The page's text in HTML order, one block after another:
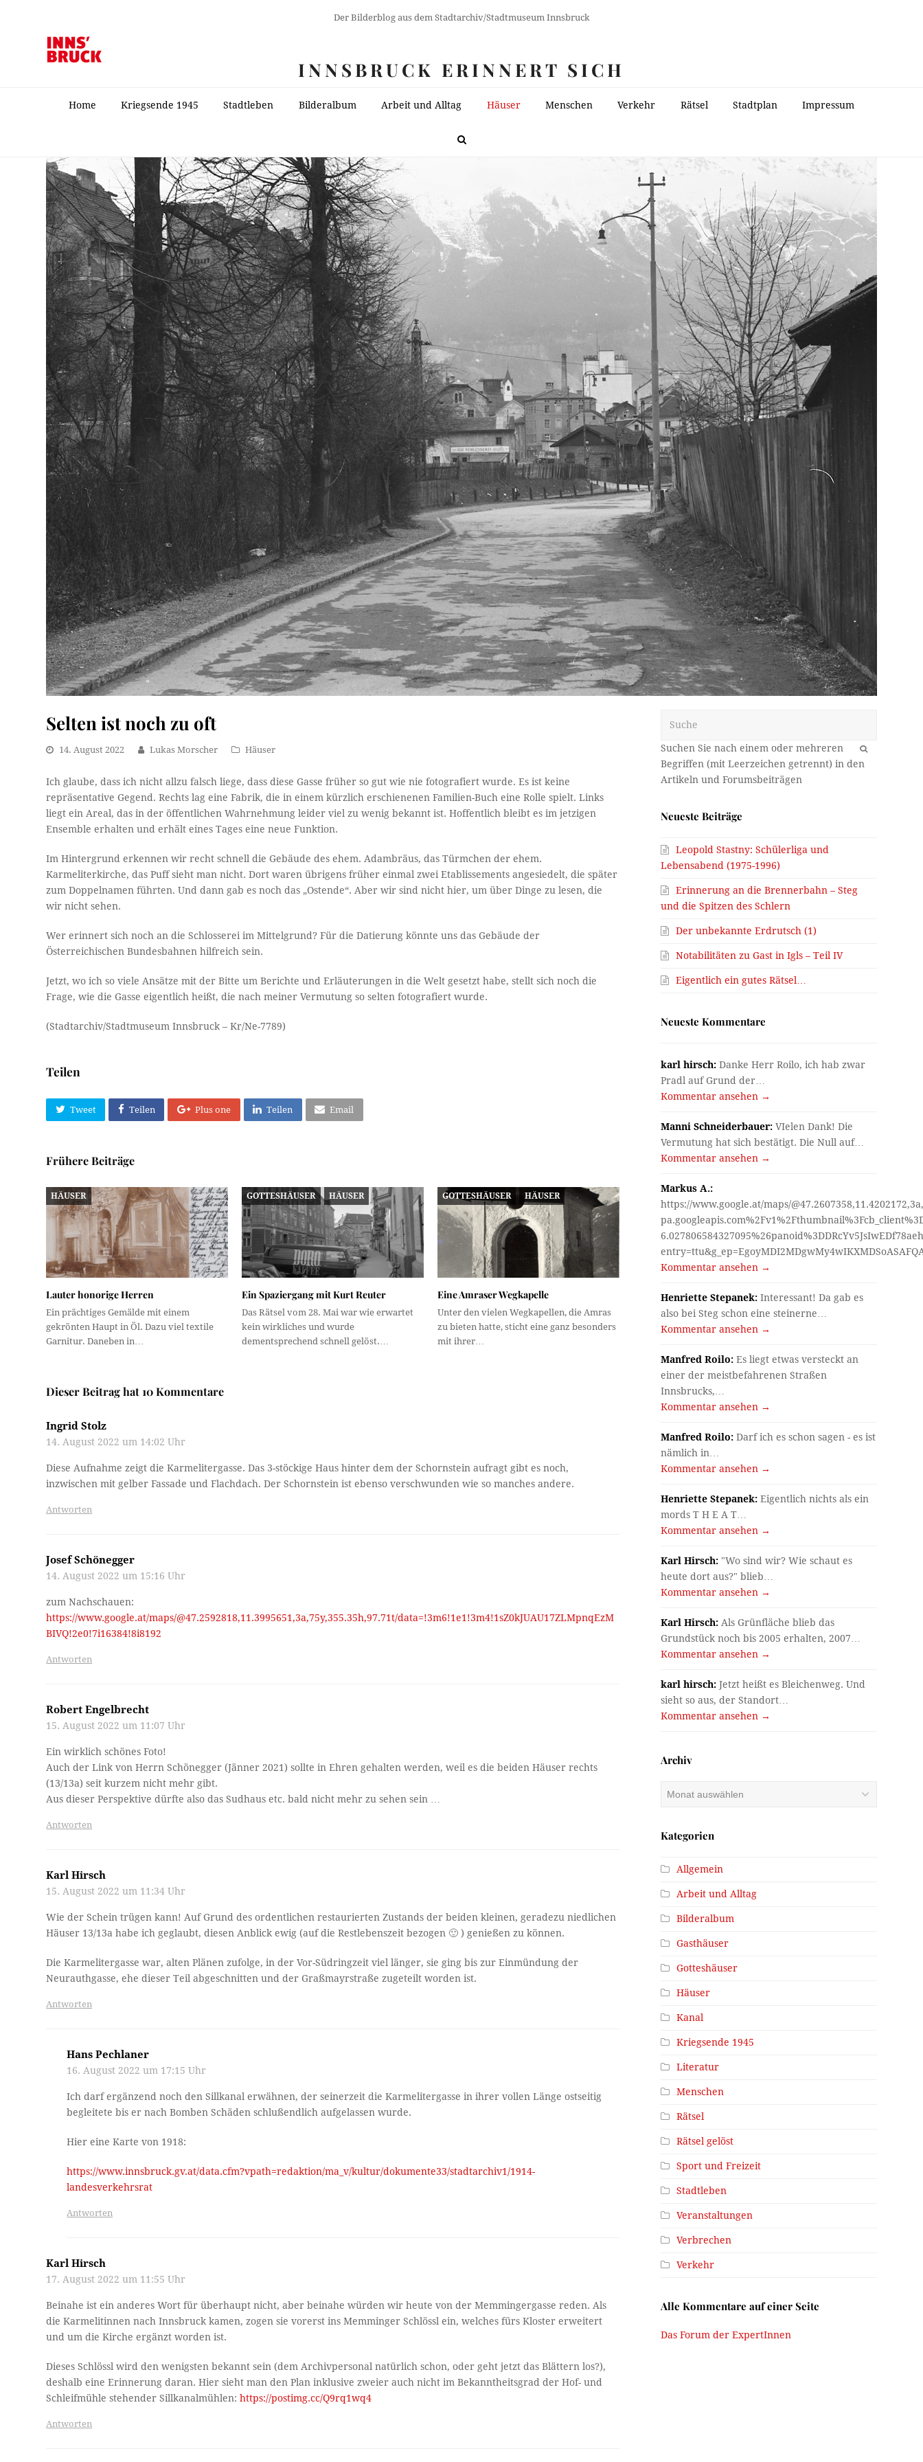
Der Bilderblog aus dem Stadtarchiv/Stadtmuseum Innsbruck
INNSBRUCK ERINNERT SICH
Home Kriegsende 1945 Stadtleben Bilderalbum Arbeit und Alltag Häuser Menschen Verkehr Rätsel Stadtplan Impressum
Selten ist noch zu oft
14. August 2022 Lukas Morscher Häuser
Ich glaube, dass ich nicht allzu falsch liege, dass diese Gasse früher so gut wie nie fotografiert wurde. Es ist keine
repräsentative Gegend. Rechts lag eine Fabrik, die in einem kürzlich erschienenen Familien-Buch eine Rolle spielt. Links
liegt ein Areal, das in der öffentlichen Wahrnehmung leider viel zu wenig bekannt ist. Hoffentlich bleibt es im jetzigen
Ensemble erhalten und erhält eines Tages eine neue Funktion.
Im Hintergrund erkennen wir recht schnell die Gebäude des ehem. Adambräus, das Türmchen der ehem.
Karmeliterkirche, das Puff sieht man nicht. Dort waren übrigens früher einmal zwei Etablissements angesiedelt, die später
zum Doppelnamen führten. Und dann gab es noch das „Ostende“. Aber wir sind nicht hier, um über Dinge zu lesen, die
wir nicht sehen.
Wer erinnert sich noch an die Schlosserei im Mittelgrund? Für die Datierung könnte uns das Gebäude der
Österreichischen Bundesbahnen hilfreich sein.
Jetzt, wo ich so viele Ansätze mit der Bitte um Berichte und Erläuterungen in die Welt gesetzt habe, stellt sich noch die
Frage, wie die Gasse eigentlich heißt, die nach meiner Vermutung so selten fotografiert wurde.
(Stadtarchiv/Stadtmuseum Innsbruck – Kr/Ne-7789)
Teilen
Tweet Teilen Plus one Teilen Email
Frühere Beiträge
HÄUSER
Lauter honorige Herren
Ein prächtiges Gemälde mit einem
gekrönten Haupt in Öl. Dazu viel textile
Garnitur. Daneben in…
GOTTESHÄUSER HÄUSER
Ein Spaziergang mit Kurt Reuter
Das Rätsel vom 28. Mai war wie erwartet
kein wirkliches und wurde
dementsprechend schnell gelöst.…
GOTTESHÄUSER HÄUSER
Eine Amraser Wegkapelle
Unter den vielen Wegkapellen, die Amras
zu bieten hatte, sticht eine ganz besonders
mit ihrer…
Dieser Beitrag hat 10 Kommentare
Ingrid Stolz
14. August 2022 um 14:02 Uhr
Diese Aufnahme zeigt die Karmelitergasse. Das 3-stöckige Haus hinter dem der Schornstein aufragt gibt es noch,
inzwischen mit gelber Fassade und Flachdach. Der Schornstein ist ebenso verschwunden wie so manches andere.
Antworten
Josef Schönegger
14. August 2022 um 15:16 Uhr
zum Nachschauen:
https://www.google.at/maps/@47.2592818,11.3995651,3a,75y,355.35h,97.71t/data=!3m6!1e1!3m4!1sZ0kJUAU17ZLMpnqEzM
BIVQ!2e0!7i16384!8i8192
Antworten
Robert Engelbrecht
15. August 2022 um 11:07 Uhr
Ein wirklich schönes Foto!
Auch der Link von Herrn Schönegger (Jänner 2021) sollte in Ehren gehalten werden, weil es die beiden Häuser rechts
(13/13a) seit kurzem nicht mehr gibt.
Aus dieser Perspektive dürfte also das Sudhaus etc. bald nicht mehr zu sehen sein …
Antworten
Karl Hirsch
15. August 2022 um 11:34 Uhr
Wie der Schein trügen kann! Auf Grund des ordentlichen restaurierten Zustands der beiden kleinen, geradezu niedlichen
Häuser 13/13a habe ich geglaubt, diesen Anblick ewig (auf die Restlebenszeit bezogen 🙂 ) genießen zu können.
Die Karmelitergasse war, alten Plänen zufolge, in der Vor-Südringzeit viel länger, sie ging bis zur Einmündung der
Neurauthgasse, ehe dieser Teil abgeschnitten und der Graßmayrstraße zugeteilt worden ist.
Antworten
Hans Pechlaner
16. August 2022 um 17:15 Uhr
Ich darf ergänzend noch den Sillkanal erwähnen, der seinerzeit die Karmelitergasse in ihrer vollen Länge ostseitig
begleitete bis er nach Bomben Schäden schlußendlich aufgelassen wurde.
Hier eine Karte von 1918:
https://www.innsbruck.gv.at/data.cfm?vpath=redaktion/ma_v/kultur/dokumente33/stadtarchiv1/1914-
landesverkehrsrat
Antworten
Karl Hirsch
17. August 2022 um 11:55 Uhr
Beinahe ist ein anderes Wort für überhaupt nicht, aber beinahe würden wir heute von der Memmingergasse reden. Als
die Karmelitinnen nach Innsbruck kamen, zogen sie vorerst ins Memminger Schlössl ein, welches fürs Kloster erweitert
und um die Kirche ergänzt worden ist.
Dieses Schlössl wird den wenigsten bekannt sein (dem Archivpersonal natürlich schon, oder geht jetzt das Blättern los?),
deshalb eine Erinnerung daran. Hier sieht man den Plan inklusive zweier auch nicht im Bekanntheitsgrad der Hof- und
Schleifmühle stehender Sillkanalmühlen:https://postimg.cc/Q9rq1wq4
Antworten
OK
Neueste Beiträge
Leopold Stastny: Schülerliga und
Lebensabend (1975-1996)
Erinnerung an die Brennerbahn – Steg
und die Spitzen des Schlern
Der unbekannte Erdrutsch (1)
Notabilitäten zu Gast in Igls – Teil IV
Eigentlich ein gutes Rätsel…
Neueste Kommentare
karl hirsch: Danke Herr Roilo, ich hab zwar
Pradl auf Grund der…
Kommentar ansehen →
Manni Schneiderbauer: VIelen Dank! Die
Vermutung hat sich bestätigt. Die Null auf…
Kommentar ansehen →
Markus A.:
https://www.google.at/maps/
Kommentar ansehen →
Henriette Stepanek: Interessant! Da gab es
also bei Steg schon eine steinerne…
Kommentar ansehen →
Manfred Roilo: Es liegt etwas versteckt an
einer der meistbefahrenen Straßen
Innsbrucks,…
Kommentar ansehen →
Manfred Roilo: Darf ich es schon sagen - es ist
nämlich in…
Kommentar ansehen →
Henriette Stepanek: Eigentlich nichts als ein
mords T H E A T…
Kommentar ansehen →
Karl Hirsch: "Wo sind wir? Wie schaut es
heute dort aus?" blieb…
Kommentar ansehen →
Karl Hirsch: Als Grünfläche blieb das
Grundstück noch bis 2005 erhalten, 2007…
Kommentar ansehen →
karl hirsch: Jetzt heißt es Bleichenweg. Und
sieht so aus, der Standort…
Kommentar ansehen →
Archiv
Kategorien
Allgemein
Arbeit und Alltag
Bilderalbum
Gasthäuser
Gotteshäuser
Häuser
Kanal
Kriegsende 1945
Literatur
Menschen
Rätsel
Rätsel gelöst
Sport und Freizeit
Stadtleben
Veranstaltungen
Verbrechen
Verkehr
Alle Kommentare auf einer Seite
Das Forum der ExpertInnen